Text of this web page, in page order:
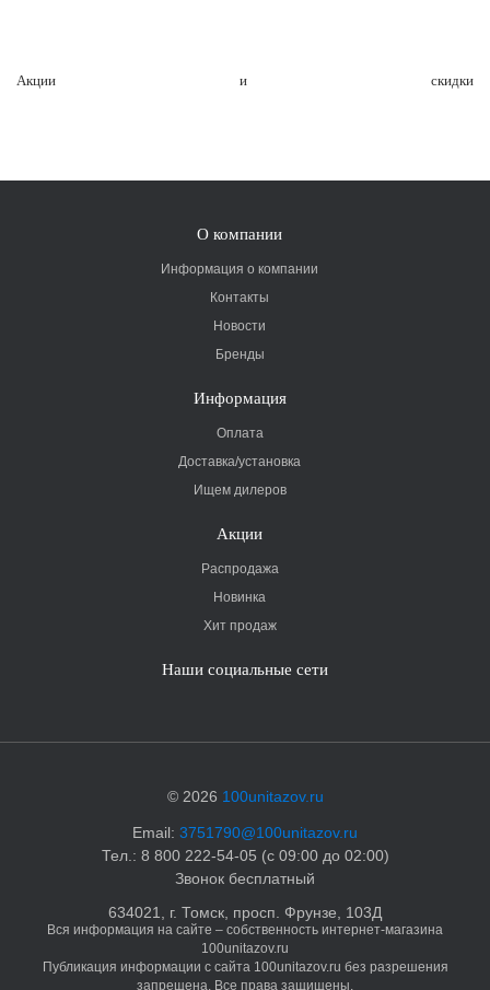
Акции и скидки
О компании
Информация о компании
Контакты
Новости
Бренды
Информация
Оплата
Доставка/установка
Ищем дилеров
Акции
Распродажа
Новинка
Хит продаж
Наши социальные сети
© 2026 100unitazov.ru
Email: 3751790@100unitazov.ru
Тел.: 8 800 222-54-05 (с 09:00 до 02:00)
Звонок бесплатный
634021, г. Томск, просп. Фрунзе, 103Д
Вся информация на сайте – собственность интернет-магазина
100unitazov.ru
Публикация информации с сайта 100unitazov.ru без разрешения
запрещена. Все права защищены.